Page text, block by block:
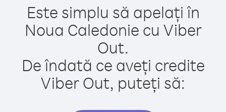
Este simplu să apelați în
Noua Caledonie cu Viber
Out.
De îndată ce aveți credite
Viber Out, puteți să: